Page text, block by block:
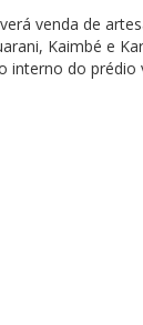
venda de
Kaimbé e
interno do prédio